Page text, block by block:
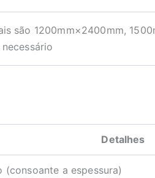
são 1200mm×2400mm,
Detalhes
a espessura)